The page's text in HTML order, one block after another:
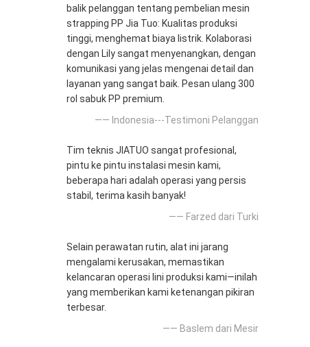
balik pelanggan tentang pembelian mesin
strapping PP Jia Tuo: Kualitas produksi
tinggi, menghemat biaya listrik. Kolaborasi
dengan Lily sangat menyenangkan, dengan
komunikasi yang jelas mengenai detail dan
layanan yang sangat baik. Pesan ulang 300
rol sabuk PP premium.
—— Indonesia---Testimoni Pelanggan
Tim teknis JIATUO sangat profesional,
pintu ke pintu instalasi mesin kami,
beberapa hari adalah operasi yang persis
stabil, terima kasih banyak!
—— Farzed dari Turki
Selain perawatan rutin, alat ini jarang
mengalami kerusakan, memastikan
kelancaran operasi lini produksi kami—inilah
yang memberikan kami ketenangan pikiran
terbesar.
—— Baslem dari Mesir